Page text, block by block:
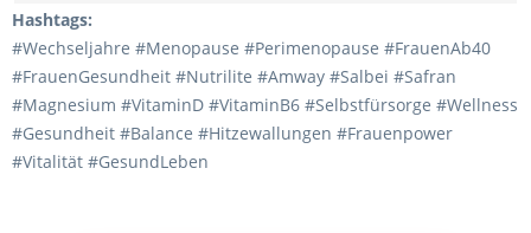
Hashtags:
#Wechseljahre #Menopause #Perimenopause #FrauenAb40
#FrauenGesundheit #Nutrilite #Amway #Salbei #Safran
#Magnesium #VitaminD #VitaminB6 #Selbstfürsorge #Wellness
#Gesundheit #Balance #Hitzewallungen #Frauenpower
#Vitalität #GesundLeben